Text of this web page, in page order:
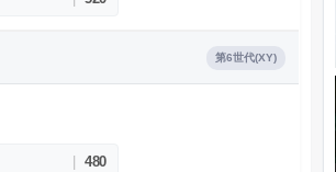
第6世代(XY)
480